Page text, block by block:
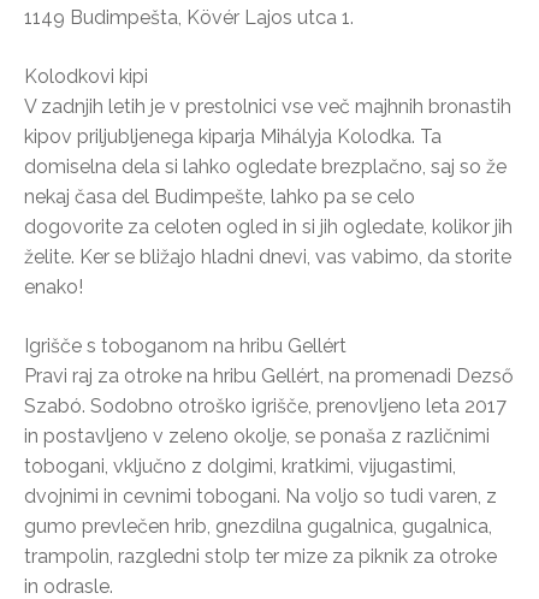
1149 Budimpešta, Kövér Lajos utca 1.
Kolodkovi kipi
V zadnjih letih je v prestolnici vse več majhnih bronastih
kipov priljubljenega kiparja Mihályja Kolodka. Ta
domiselna dela si lahko ogledate brezplačno, saj so že
nekaj časa del Budimpešte, lahko pa se celo
dogovorite za celoten ogled in si jih ogledate, kolikor jih
želite. Ker se bližajo hladni dnevi, vas vabimo, da storite
enako!
Igrišče s toboganom na hribu Gellért
Pravi raj za otroke na hribu Gellért, na promenadi Dezső
Szabó. Sodobno otroško igrišče, prenovljeno leta 2017
in postavljeno v zeleno okolje, se ponaša z različnimi
tobogani, vključno z dolgimi, kratkimi, vijugastimi,
dvojnimi in cevnimi tobogani. Na voljo so tudi varen, z
gumo prevlečen hrib, gnezdilna gugalnica, gugalnica,
trampolin, razgledni stolp ter mize za piknik za otroke
in odrasle.